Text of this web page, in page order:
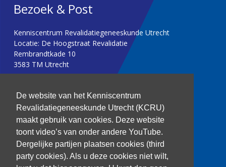
De website van het Kenniscentrum
Revalidatiegeneeskunde Utrecht (KCRU)
maakt gebruik van cookies. Deze website
toont video’s van onder andere YouTube.
Dergelijke partijen plaatsen cookies (third
party cookies). Als u deze cookies niet wilt,
Bezoek & Post
Kenniscentrum Revalidatiegeneeskunde Utrecht
Locatie: De Hoogstraat Revalidatie
Rembrandtkade 10
3583 TM Utrecht
kenniscentrum@dehoogstraat.nl
Over het KCRU